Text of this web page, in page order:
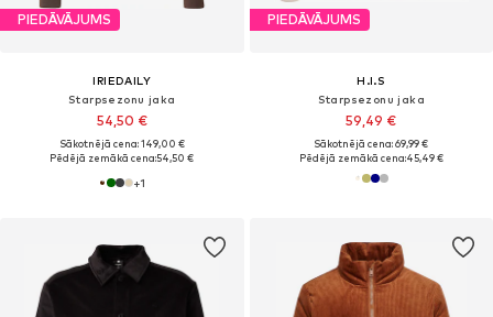
PIEDĀVĀJUMS
IRIEDAILY
Starpsezonu jaka
54,50 €
Sākotnējā cena: 149,00 €
Pēdējā zemākā cena:54,50 €
+1
PIEDĀVĀJUMS
H.I.S
Starpsezonu jaka
59,49 €
Sākotnējā cena: 69,99 €
Pēdējā zemākā cena:45,49 €